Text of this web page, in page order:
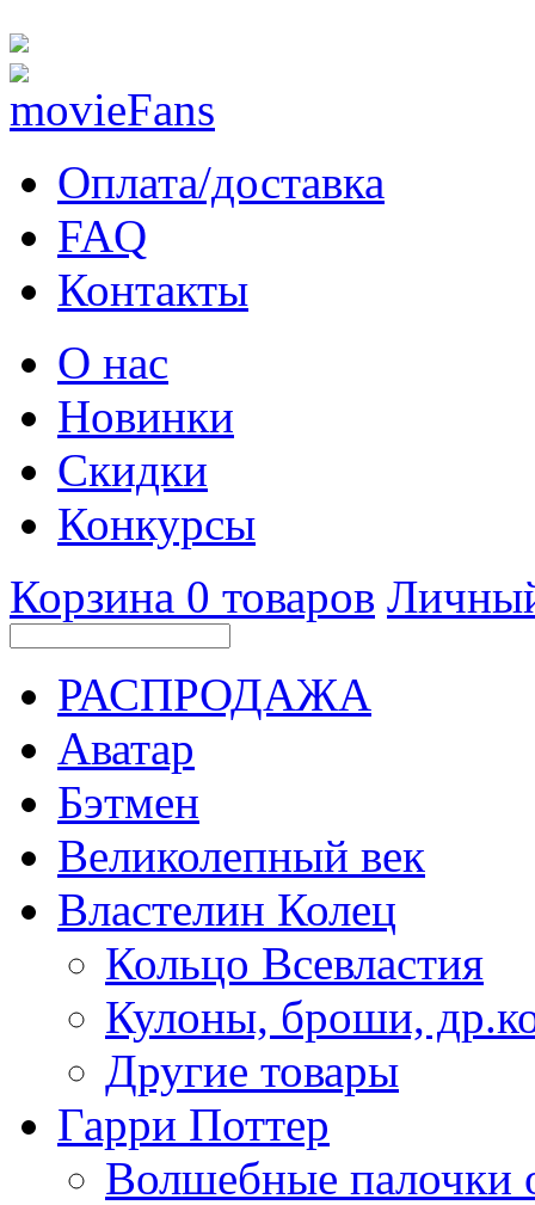
Оплата/доставка
FAQ
Контакты
О нас
Новинки
Скидки
Конкурсы
Корзина 0 товаров
РАСПРОДАЖА
Аватар
Бэтмен
Великолепный век
Властелин Колец
Кольцо Всевластия
Кулоны, броши,
Другие товары
Гарри Поттер
Волшебные палочки